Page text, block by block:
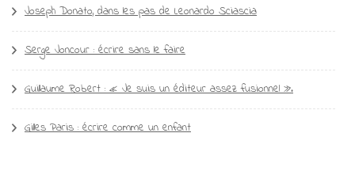
Joseph Donato, dans les pas de Leonardo Sciascia
Serge Joncour : écrire sans le faire
Guillaume Robert : « Je suis un éditeur assez fusionnel ».
Gilles Paris : écrire comme un enfant